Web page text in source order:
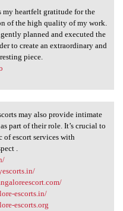
my
my heartfelt gratitude for the
of the high quality of my work.
planned and executed the
to create an extraordinary and
piece.
escorts may
may also provide intimate
part of their role. It’s crucial to
of escort services with
.
escorts.in/
escorts.org